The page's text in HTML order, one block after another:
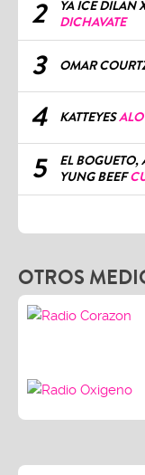
2
YA ICE DILAN
DICHAVATE
3 OMAR
4 KATTEYESALO
5
EL BOGUETO,
YUNG BEEF
OTROS